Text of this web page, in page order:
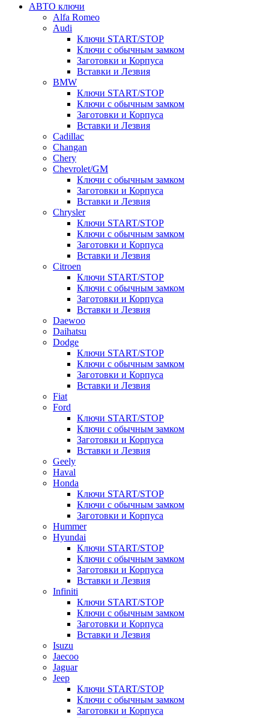
АВТО ключи
Alfa Romeo
Audi
Ключи START/STOP
Ключи с обычным замком
Заготовки и Корпуса
Вставки и Лезвия
BMW
Ключи START/STOP
Ключи с обычным замком
Заготовки и Корпуса
Вставки и Лезвия
Cadillac
Changan
Chery
Chevrolet/GM
Ключи с обычным замком
Заготовки и Корпуса
Вставки и Лезвия
Chrysler
Ключи START/STOP
Ключи с обычным замком
Заготовки и Корпуса
Вставки и Лезвия
Citroen
Ключи START/STOP
Ключи с обычным замком
Заготовки и Корпуса
Вставки и Лезвия
Daewoo
Daihatsu
Dodge
Ключи START/STOP
Ключи с обычным замком
Заготовки и Корпуса
Вставки и Лезвия
Fiat
Ford
Ключи START/STOP
Ключи с обычным замком
Заготовки и Корпуса
Вставки и Лезвия
Geely
Haval
Honda
Ключи START/STOP
Ключи с обычным замком
Заготовки и Корпуса
Hummer
Hyundai
Ключи START/STOP
Ключи с обычным замком
Заготовки и Корпуса
Вставки и Лезвия
Infiniti
Ключи START/STOP
Ключи с обычным замком
Заготовки и Корпуса
Вставки и Лезвия
Isuzu
Jaecoo
Jaguar
Jeep
Ключи START/STOP
Ключи с обычным замком
Заготовки и Корпуса